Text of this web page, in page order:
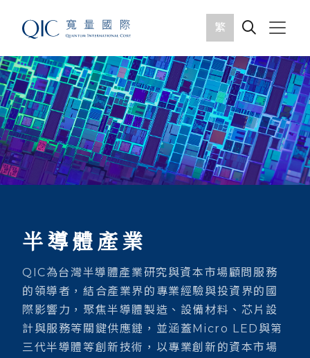
繁
半導體產業
QIC為台灣半導體產業研究與資本市場顧問服務
的領導者，結合產業界的專業經驗與投資界的國
際影響力，聚焦半導體製造、設備材料、芯片設
計與服務等關鍵供應鏈，並涵蓋Micro LED與第
三代半導體等創新技術，以專業創新的資本市場